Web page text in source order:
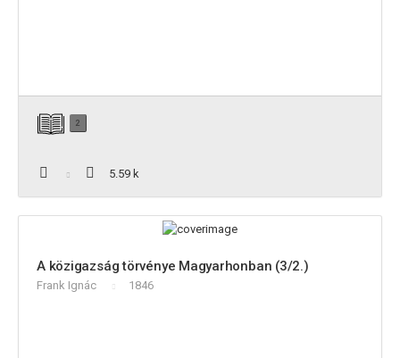
2
5.59 k
A közigazság törvénye Magyarhonban (3/2.)
Frank Ignác 1846